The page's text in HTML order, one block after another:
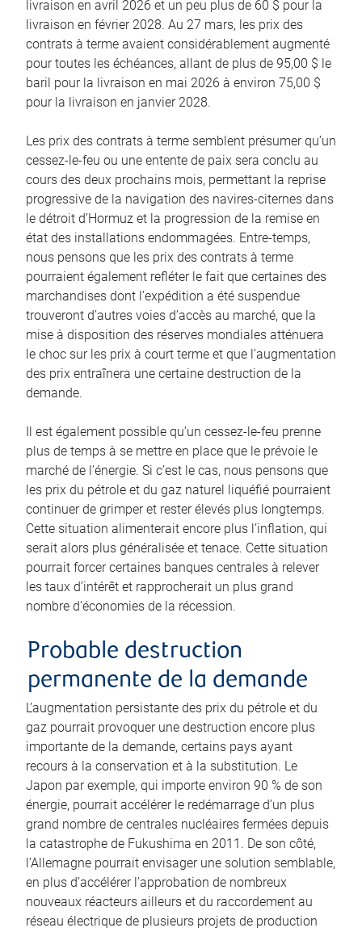
livraison en avril 2026 et un peu plus de 60 $ pour la
livraison en février 2028. Au 27 mars, les prix des
contrats à terme avaient considérablement augmenté
pour toutes les échéances, allant de plus de 95,00 $ le
baril pour la livraison en mai 2026 à environ 75,00 $
pour la livraison en janvier 2028.
Les prix des contrats à terme semblent présumer qu’un
cessez-le-feu ou une entente de paix sera conclu au
cours des deux prochains mois, permettant la reprise
progressive de la navigation des navires-citernes dans
le détroit d’Hormuz et la progression de la remise en
état des installations endommagées. Entre-temps,
nous pensons que les prix des contrats à terme
pourraient également refléter le fait que certaines des
marchandises dont l’expédition a été suspendue
trouveront d’autres voies d’accès au marché, que la
mise à disposition des réserves mondiales atténuera
le choc sur les prix à court terme et que l’augmentation
des prix entraînera une certaine destruction de la
demande.
Il est également possible qu’un cessez-le-feu prenne
plus de temps à se mettre en place que le prévoie le
marché de l’énergie. Si c’est le cas, nous pensons que
les prix du pétrole et du gaz naturel liquéfié pourraient
continuer de grimper et rester élevés plus longtemps.
Cette situation alimenterait encore plus l’inflation, qui
serait alors plus généralisée et tenace. Cette situation
pourrait forcer certaines banques centrales à relever
les taux d’intérêt et rapprocherait un plus grand
nombre d’économies de la récession.
Probable destruction
permanente de la demande
L’augmentation persistante des prix du pétrole et du
gaz pourrait provoquer une destruction encore plus
importante de la demande, certains pays ayant
recours à la conservation et à la substitution. Le
Japon par exemple, qui importe environ 90 % de son
énergie, pourrait accélérer le redémarrage d’un plus
grand nombre de centrales nucléaires fermées depuis
la catastrophe de Fukushima en 2011. De son côté,
l’Allemagne pourrait envisager une solution semblable,
en plus d’accélérer l’approbation de nombreux
nouveaux réacteurs ailleurs et du raccordement au
réseau électrique de plusieurs projets de production